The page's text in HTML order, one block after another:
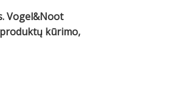
Vogel&Noot
kūrimo,